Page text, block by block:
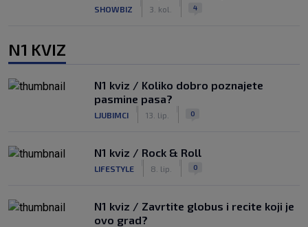
SHOWBIZ 3. kol. 4
N1 KVIZ
N1 kviz / Koliko dobro poznajete
pasmine pasa?
LJUBIMCI 13. lip. 0
N1 kviz / Rock & Roll
LIFESTYLE 8. lip. 0
N1 kviz / Zavrtite globus i recite koji je
ovo grad?